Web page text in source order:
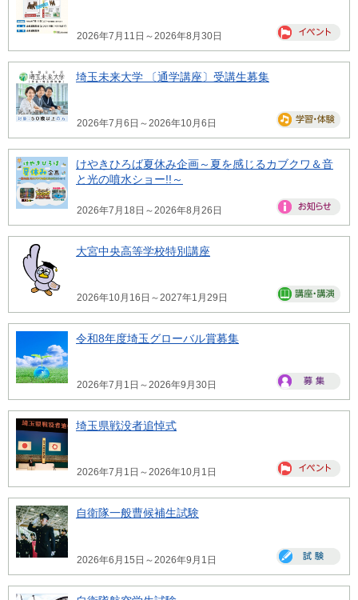
2026年7月11日～2026年8月30日
埼玉未来大学 〔通学講座〕受講生募集
2026年7月6日～2026年10月6日
けやきひろば夏休み企画～夏を感じるカブクワ＆音
と光の噴水ショー!!～
2026年7月18日～2026年8月26日
大宮中央高等学校特別講座
2026年10月16日～2027年1月29日
令和8年度埼玉グローバル賞募集
2026年7月1日～2026年9月30日
埼玉県戦没者追悼式
2026年7月1日～2026年10月1日
自衛隊一般曹候補生試験
2026年6月15日～2026年9月1日